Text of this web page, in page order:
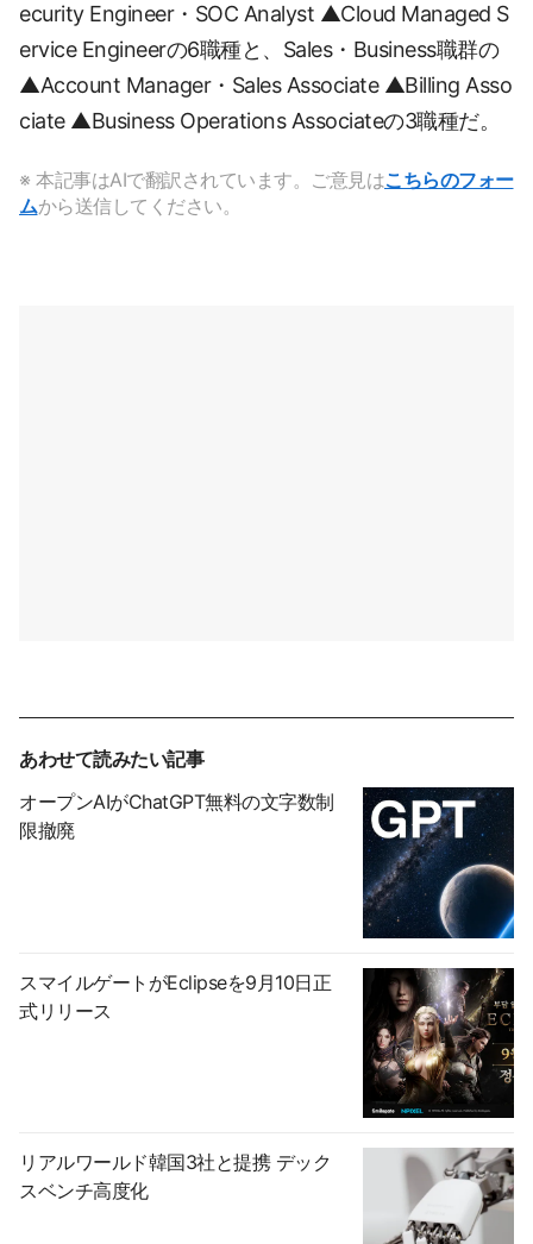
ecurity Engineer・SOC Analyst ▲Cloud Managed S
ervice Engineerの6職種と、Sales・Business職群の
▲Account Manager・Sales Associate ▲Billing Asso
ciate ▲Business Operations Associateの3職種だ。
※ 本記事はAIで翻訳されています。ご意見はこちらのフォー
ムから送信してください。
あわせて読みたい記事
オープンAIがChatGPT無料の文字数制
限撤廃
スマイルゲートがEclipseを9月10日正
式リリース
リアルワールド韓国3社と提携 デック
スベンチ高度化